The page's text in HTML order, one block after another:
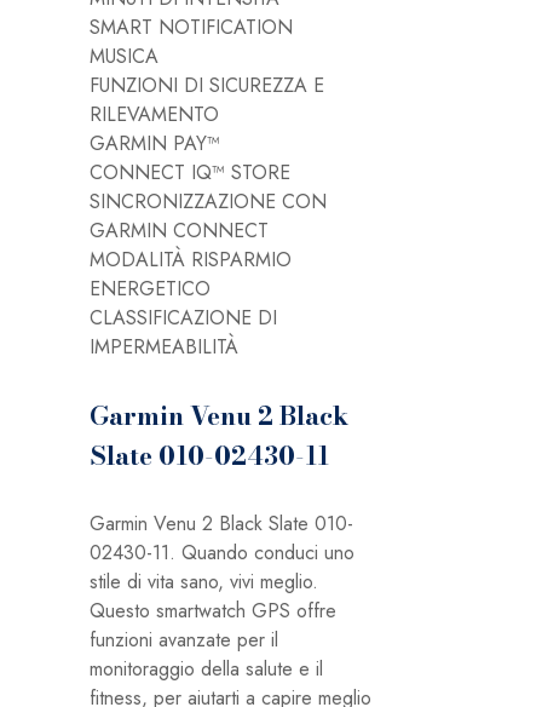
SMART NOTIFICATION
MUSICA
FUNZIONI DI SICUREZZA E
RILEVAMENTO
GARMIN PAY™
CONNECT IQ™ STORE
SINCRONIZZAZIONE CON
GARMIN CONNECT
MODALITÀ RISPARMIO
ENERGETICO
CLASSIFICAZIONE DI
IMPERMEABILITÀ
Garmin Venu 2 Black
Slate 010-02430-11
Garmin Venu 2 Black Slate 010-
02430-11. Quando conduci uno
stile di vita sano, vivi meglio.
Questo smartwatch GPS offre
funzioni avanzate per il
monitoraggio della salute e il
fitness, per aiutarti a capire meglio